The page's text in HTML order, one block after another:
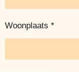
Woonplaats *